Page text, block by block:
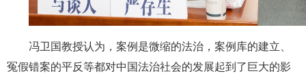
冯卫国教授认为，案例是微缩的法治，案例库的建立、
冤假错案的平反等都对中国法治社会的发展起到了巨大的影